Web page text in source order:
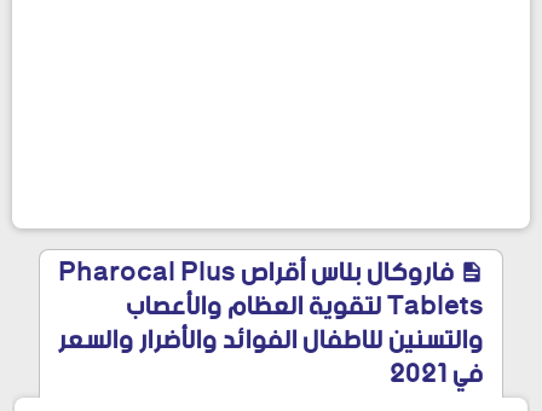
فاروكال بلاس أقراص Pharocal Plus
Tablets لتقوية العظام والأعصاب
والتسنين للاطفال الفوائد والأضرار والسعر
في 2021